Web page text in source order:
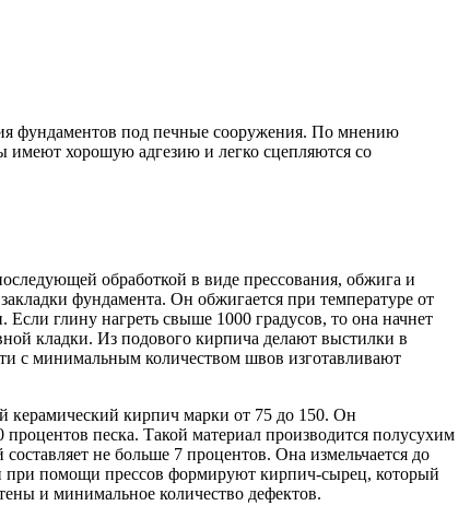
фундаментов под печные сооружения. По мнению
имеют хорошую адгезию и легко сцепляются со
обработкой в виде прессования, обжига и
фундамента. Он обжигается при температуре от
глину нагреть свыше 1000 градусов, то она начнет
кладки. Из подового кирпича делают выстилки в
с минимальным количеством швов изготавливают
керамический кирпич марки от 75 до 150. Он
песка. Такой материал производится полусухим
не больше 7 процентов. Она измельчается до
при помощи прессов формируют кирпич-сырец, который
и минимальное количество дефектов.